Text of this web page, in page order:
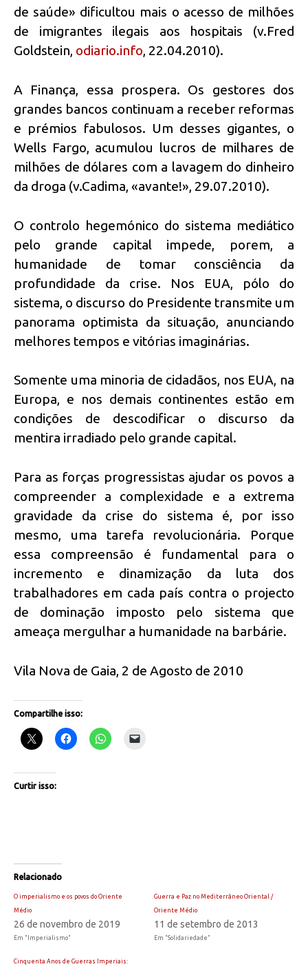
de saúde» dificultou mais o acesso de milhões
de imigrantes ilegais aos hospitais (v.Fred
Goldstein, odiario.info, 22.04.2010).
A Finança, essa prospera. Os gestores dos
grandes bancos continuam a receber reformas
e prémios fabulosos. Um desses gigantes, o
Wells Fargo, acumulou lucros de milhares de
milhões de dólares com a lavagem do dinheiro
da droga (v.Cadima, «avante!», 29.07.2010).
O controlo hegemónico do sistema mediático
pelo grande capital impede, porem, a
humanidade de tomar consciência da
profundidade da crise. Nos EUA, pólo do
sistema, o discurso do Presidente transmite um
panorama optimista da situação, anunciando
melhores tempos e vitórias imaginárias.
Somente uma minoria de cidadãos, nos EUA, na
Europa, e nos demais continentes estão em
condições de descodificar o discurso da
mentira irradiado pelo grande capital.
Para as forças progressistas ajudar os povos a
compreender a complexidade e a extrema
gravidade da crise do sistema é, por isso
mesmo, uma tarefa revolucionária. Porque
essa compreensão é fundamental para o
incremento e dinamização da luta dos
trabalhadores em cada país contra o projecto
de dominação imposto pelo sistema que
ameaça mergulhar a humanidade na barbárie.
Vila Nova de Gaia, 2 de Agosto de 2010
Compartilhe isso:
Curtir isso:
Relacionado
O imperialismo e os povos do Oriente
Médio
26 de novembro de 2019
Em "Imperialismo"
Guerra e Paz no Mediterrâneo Oriental /
Oriente Médio
11 de setembro de 2013
Em "Solidariedade"
Cinquenta Anos de Guerras Imperiais: